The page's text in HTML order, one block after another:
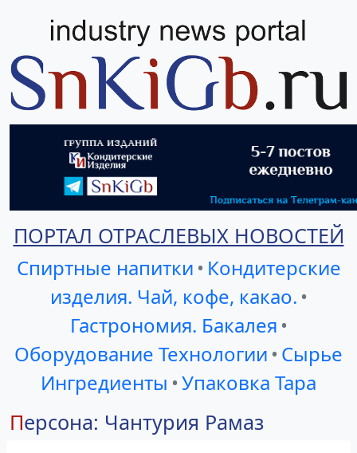
ПОРТАЛ ОТРАСЛЕВЫХ НОВОСТЕЙ
Спиртные напитки • Кондитерские
изделия. Чай, кофе, какао. •
Гастрономия. Бакалея •
Оборудование Технологии • Сырье
Ингредиенты •Упаковка Тара
Персона: Чантурия Рамаз